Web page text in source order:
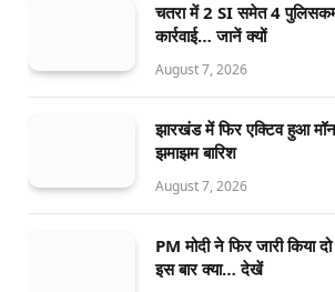
चतरा में 2 SI समेत 4
कार्रवाई… जानें क्यों
August 7, 2026
झारखंड में फिर एक्टिव हुआ
झमाझम बारिश
August 7, 2026
PM मोदी ने फिर जारी किया
इस बार क्या… देखें